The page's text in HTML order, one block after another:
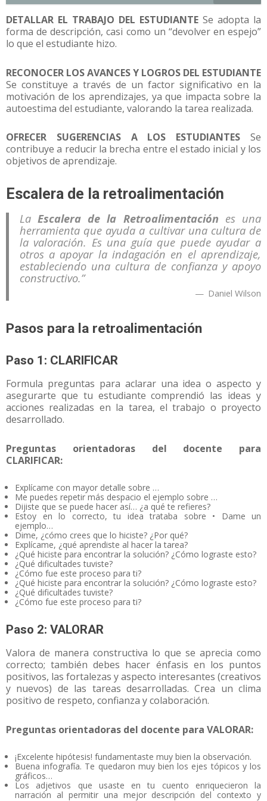
DETALLAR EL TRABAJO DEL ESTUDIANTE Se adopta la
forma de descripción, casi como un “devolver en espejo”
lo que el estudiante hizo.
RECONOCER LOS AVANCES Y LOGROS DEL ESTUDIANTE
Se constituye a través de un factor significativo en la
motivación de los aprendizajes, ya que impacta sobre la
autoestima del estudiante, valorando la tarea realizada.
OFRECER SUGERENCIAS A LOS ESTUDIANTES Se
contribuye a reducir la brecha entre el estado inicial y los
objetivos de aprendizaje.
Escalera de la retroalimentación
LaEscalera de la Retroalimentación es una
herramienta que ayuda a cultivar una cultura de
la valoración. Es una guía que puede ayudar a
otros a apoyar la indagación en el aprendizaje,
estableciendo una cultura de confianza y apoyo
constructivo.”
Daniel Wilson
Pasos para la retroalimentación
Paso 1: CLARIFICAR
Formula preguntas para aclarar una idea o aspecto y
asegurarte que tu estudiante comprendió las ideas y
acciones realizadas en la tarea, el trabajo o proyecto
desarrollado.
Preguntas orientadoras del docente para
CLARIFICAR:
Explícame con mayor detalle sobre …
Me puedes repetir más despacio el ejemplo sobre …
Dijiste que se puede hacer así… ¿a qué te refieres?
Estoy en lo correcto, tu idea trataba sobre • Dame un
ejemplo…
Dime, ¿cómo crees que lo hiciste? ¿Por qué?
Explícame, ¿qué aprendiste al hacer la tarea?
¿Qué hiciste para encontrar la solución? ¿Cómo lograste esto?
¿Qué dificultades tuviste?
¿Cómo fue este proceso para ti?
¿Qué hiciste para encontrar la solución? ¿Cómo lograste esto?
¿Qué dificultades tuviste?
¿Cómo fue este proceso para ti?
Paso 2: VALORAR
Valora de manera constructiva lo que se aprecia como
correcto; también debes hacer énfasis en los puntos
positivos, las fortalezas y aspecto interesantes (creativos
y nuevos) de las tareas desarrolladas. Crea un clima
positivo de respeto, confianza y colaboración.
Preguntas orientadoras del docente para VALORAR:
¡Excelente hipótesis! fundamentaste muy bien la observación.
Buena infografía. Te quedaron muy bien los ejes tópicos y los
gráficos…
Los adjetivos que usaste en tu cuento enriquecieron la
narración al permitir una mejor descripción del contexto y